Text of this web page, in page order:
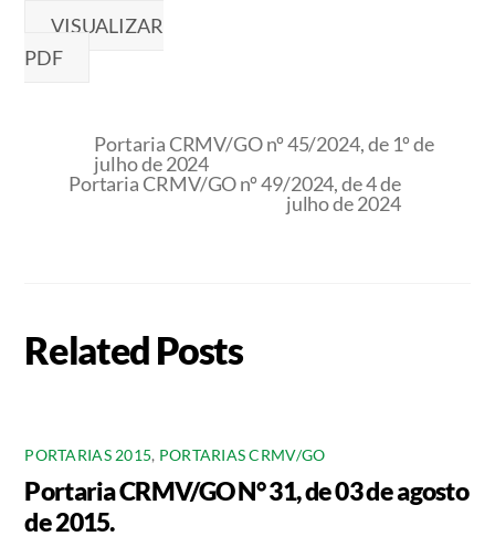
VISUALIZAR
PDF
Portaria CRMV/GO nº 45/2024, de 1º de
julho de 2024
Portaria CRMV/GO nº 49/2024, de 4 de
julho de 2024
Related Posts
PORTARIAS 2015, PORTARIAS CRMV/GO
Portaria CRMV/GO N° 31, de 03 de agosto
de 2015.